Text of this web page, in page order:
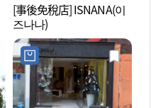
[事後免稅店] ISNANA(이
즈나나)